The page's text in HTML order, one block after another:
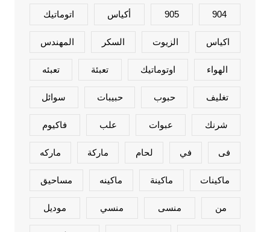
904
905 أكياس اتوماتيك
اكياس الزيوت السكر المهندس
الهواء اوتوماتيك تعبئة تعبئه
تغليف حبوب حبيبات سوائل
شرنك عبوات علب فاكيوم
فى في لحام ماركة ماركه
ماكينات ماكينة ماكينه مساحيق
من منسى منسي موديل